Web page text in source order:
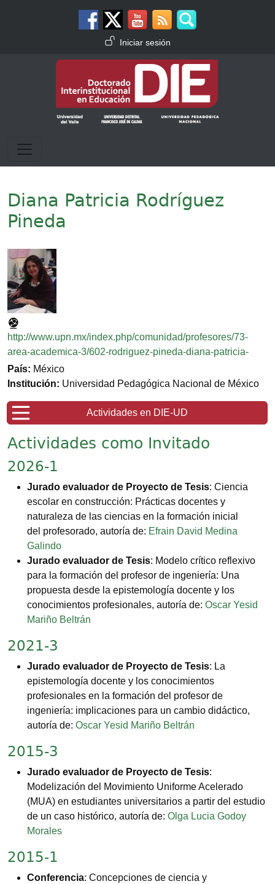
Menú de cuenta de usuario
Iniciar sesión
Diana Patricia Rodríguez
Pineda
Imagen
http://www.upn.mx/index.php/comunidad/profesores/73-
area-academica-3/602-rodriguez-pineda-diana-patricia-
País: México
Institución: Universidad Pedagógica Nacional de México
Actividades en DIE-UD
Actividades como Invitado
2026-1
Jurado evaluador de Proyecto de Tesis: Ciencia
escolar en construcción: Prácticas docentes y
naturaleza de las ciencias en la formación inicial
del profesorado, autoría de: Efrain David Medina
Galindo
Jurado evaluador de Tesis: Modelo crítico reflexivo
para la formación del profesor de ingeniería: Una
propuesta desde la epistemología docente y los
conocimientos profesionales, autoría de: Oscar Yesid
Mariño Beltrán
2021-3
Jurado evaluador de Proyecto de Tesis: La
epistemología docente y los conocimientos
profesionales en la formación del profesor de
ingeniería: implicaciones para un cambio didáctico,
autoría de: Oscar Yesid Mariño Beltrán
2015-3
Jurado evaluador de Proyecto de Tesis:
Modelización del Movimiento Uniforme Acelerado
(MUA) en estudiantes universitarios a partir del estudio
de un caso histórico, autoría de: Olga Lucia Godoy
Morales
2015-1
Conferencia: Concepciones de ciencia y